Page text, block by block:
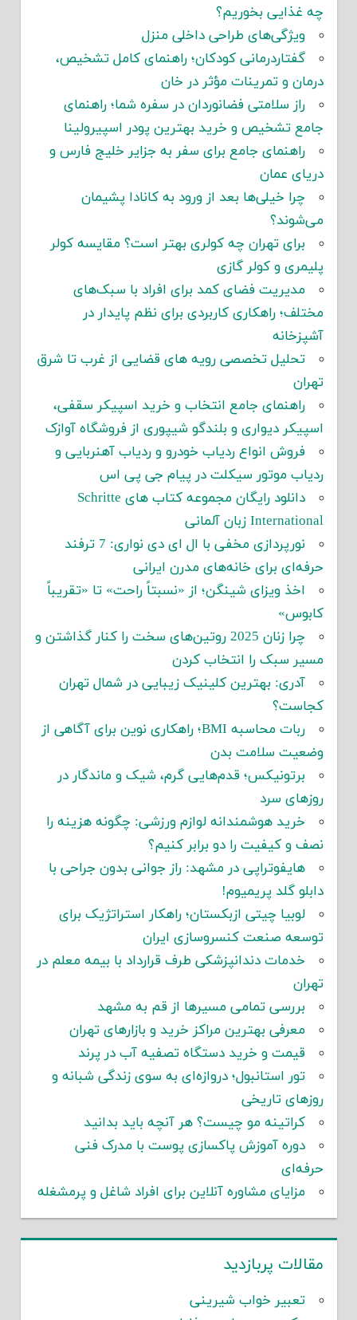
چه غذایی بخوریم؟
ویژگی‌های طراحی داخلی منزل
گفتاردرمانی کودکان؛ راهنمای کامل تشخیص،
درمان و تمرینات مؤثر در خان
راز سلامتی فضانوردان در سفره شما؛ راهنمای
جامع تشخیص و خرید بهترین پودر اسپیرولینا
راهنمای جامع برای سفر به جزایر خلیج فارس و
دریای عمان
چرا خیلی‌ها بعد از ورود به کانادا پشیمان
می‌شوند؟
برای تهران چه کولری بهتر است؟ مقایسه کولر
پلیمری و کولر گازی
مدیریت فضای کمد برای افراد با سبک‌های
مختلف؛ راهکاری کاربردی برای نظم پایدار در
آشپزخانه
تحلیل تخصصی رویه های قضایی از غرب تا شرق
تهران
راهنمای جامع انتخاب و خرید اسپیکر سقفی،
اسپیکر دیواری و بلندگو شیپوری از فروشگاه آوازک
فروش انواع ردیاب خودرو و ردیاب آهنربایی و
ردیاب موتور سیکلت در پیام جی پی اس
دانلود رایگان مجموعه کتاب های Schritte
International زبان آلمانی
نورپردازی مخفی با ال ای دی نواری: 7 ترفند
حرفه‌ای برای خانه‌های مدرن ایرانی
اخذ ویزای شینگن؛ از «نسبتاً راحت» تا «تقریباً
کابوس»
چرا زنان 2025 روتین‌های سخت را کنار گذاشتن و
مسیر سبک را انتخاب کردن
آدری: بهترین کلینیک زیبایی در شمال تهران
کجاست؟
ربات محاسبه BMI؛ راهکاری نوین برای آگاهی از
وضعیت سلامت بدن
برتونیکس؛ قدم‌هایی گرم، شیک و ماندگار در
روزهای سرد
خرید هوشمندانه لوازم ورزشی: چگونه هزینه را
نصف و کیفیت را دو برابر کنیم؟
هایفوتراپی در مشهد: راز جوانی بدون جراحی با
دابلو گلد پریمیوم!
لوبیا چیتی ازبکستان؛ راهکار استراتژیک برای
توسعه صنعت کنسروسازی ایران
خدمات دندانپزشکی طرف قرارداد با بیمه معلم در
تهران
بررسی تمامی مسیرها از قم به مشهد
معرفی بهترین مراکز خرید و بازارهای تهران
قیمت و خرید دستگاه تصفیه آب در پرند
تور استانبول؛ دروازه‌ای به سوی زندگی شبانه و
روزهای تاریخی
کراتینه مو چیست؟ هر آنچه باید بدانید
دوره آموزش پاکسازی پوست با مدرک فنی
حرفه‌ای
مزایای مشاوره آنلاین برای افراد شاغل و پرمشغله
مقالات پربازدید
تعبیر خواب شیرینی